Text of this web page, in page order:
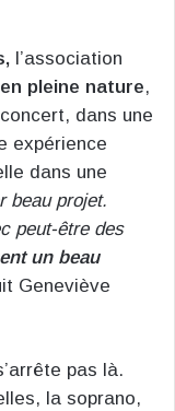
l’association
pleine nature,
dans une
expérience
dans une
beau projet.
peut-être des
un beau
Geneviève
pas là.
la soprano,